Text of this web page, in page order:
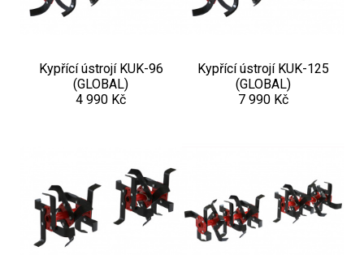
Kypřící ústrojí KUK-96
(GLOBAL)
4 990 Kč
Kypřící ústrojí KUK-125
(GLOBAL)
7 990 Kč